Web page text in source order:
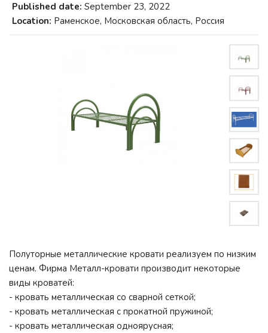
Published date: September 23, 2022
Location: Раменское, Московская область, Россия
Полуторные металлические кровати реализуем по низким
ценам. Фирма Металл-кровати производит некоторые
виды кроватей:
- кровать металлическая со сварной сеткой;
- кровать металлическая с прокатной пружиной;
- кровать металлическая одноярусная;